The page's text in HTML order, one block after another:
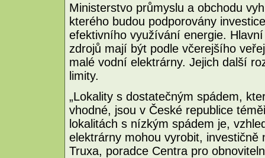
Ministerstvo průmyslu a obchodu
kterého budou podporovány
efektivního využívání energie.
zdrojů mají být podle včerejšího
malé vodní elektrárny. Jejich další
limity.
„Lokality s dostatečným spádem,
vhodné, jsou v České republice
lokalitách s nízkým spádem je,
elektrárny mohou vyrobit,
Truxa, poradce Centra pro